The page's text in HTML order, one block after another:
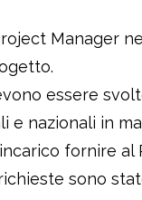
Manager
essere
e nazionali in
fornire
sono